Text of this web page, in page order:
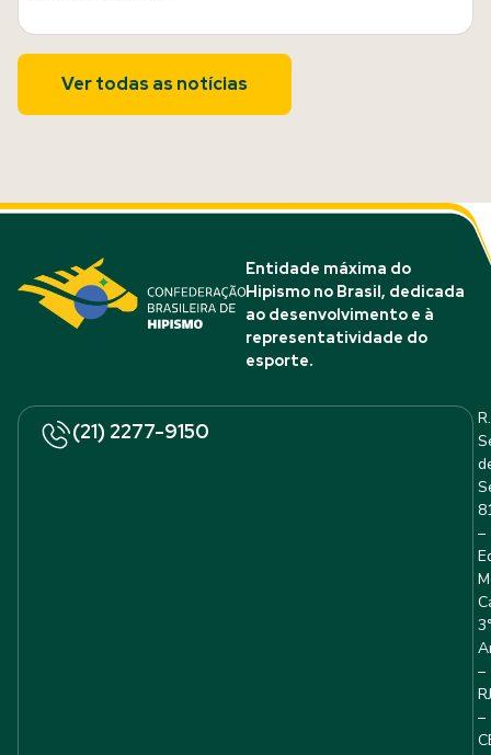
Ver todas as notícias
Entidade máxima do
Hipismo no Brasil, dedicada
ao desenvolvimento e à
representatividade do
esporte.
(21) 2277-9150
R.
–
–
RJ
–